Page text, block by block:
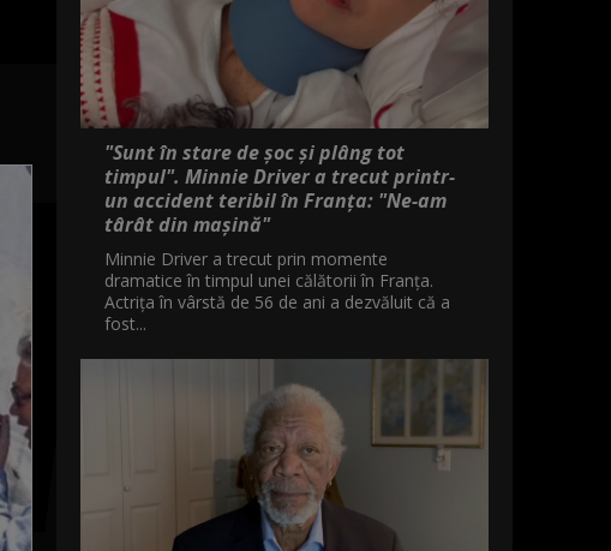
"Sunt în stare de șoc și plâng tot
timpul". Minnie Driver a trecut printr-
un accident teribil în Franța: "Ne-am
târât din mașină"
Minnie Driver a trecut prin momente
dramatice în timpul unei călătorii în Franța.
Actrița în vârstă de 56 de ani a dezvăluit că a
fost...